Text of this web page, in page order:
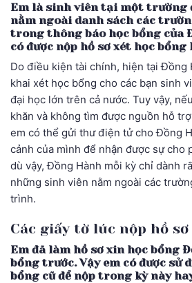
Em là sinh viên tại một trường
nằm ngoài danh sách các
trong thông báo học bổng của
có được nộp hồ sơ xét học bổng
Do điều kiện tài chính, hiện tại Đồng
khai xét học bổng cho các bạn sinh
đại học lớn trên cả nước. Tuy vậy,
khăn và không tìm được nguồn hỗ
em có thể gửi thư điện tử cho Đồng
cảnh của mình để nhận được sự cho
dù vậy, Đồng Hành mỗi kỳ chỉ dành
những sinh viên nằm ngoài các
trình.
Các giấy tờ lúc nộp hồ sơ
Em đã làm hồ sơ xin học bổng
bổng trước. Vậy em có được sử
bổng cũ để nộp trong kỳ này